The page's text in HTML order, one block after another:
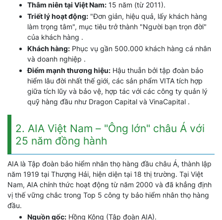
Thâm niên tại Việt Nam: 15 năm (từ 2011).
Triết lý hoạt động: "Đơn giản, hiệu quả, lấy khách hàng
làm trọng tâm", mục tiêu trở thành "Người bạn trọn đời"
của khách hàng .
Khách hàng: Phục vụ gần 500.000 khách hàng cá nhân
và doanh nghiệp .
Điểm mạnh thương hiệu: Hậu thuẫn bởi tập đoàn bảo
hiểm lâu đời nhất thế giới, các sản phẩm VITA tích hợp
giữa tích lũy và bảo vệ, hợp tác với các công ty quản lý
quỹ hàng đầu như Dragon Capital và VinaCapital .
2. AIA Việt Nam – "Ông lớn" châu Á với
25 năm đồng hành
AIA là Tập đoàn bảo hiểm nhân thọ hàng đầu châu Á, thành lập
năm 1919 tại Thượng Hải, hiện diện tại 18 thị trường. Tại Việt
Nam, AIA chính thức hoạt động từ năm 2000 và đã khẳng định
vị thế vững chắc trong Top 5 công ty bảo hiểm nhân thọ hàng
đầu.
Nguồn gốc: Hồng Kông (Tập đoàn AIA).